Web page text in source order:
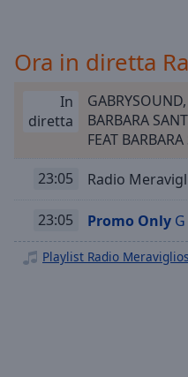
Rate
Chapters
Descriptions
descriptions
Ora in diretta
In
diretta
BARBARA
FEAT
23:05 Radio
23:05 Promo Only
Playlist Radio